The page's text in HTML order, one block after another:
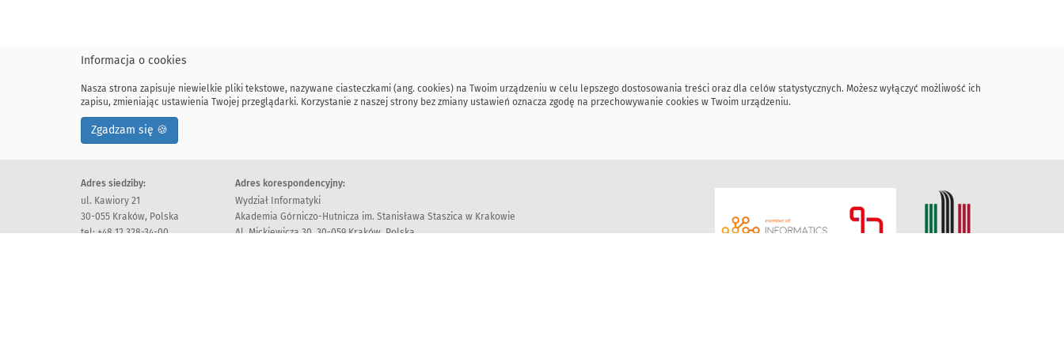
Informacja o cookies
Nasza strona zapisuje niewielkie pliki tekstowe, nazywane ciasteczkami (ang. cookies) na Twoim urządzeniu w celu lepszego dostosowania treści oraz dla celów statystycznych. Możesz wyłączyć możliwość ich
zapisu, zmieniając ustawienia Twojej przeglądarki. Korzystanie z naszej strony bez zmiany ustawień oznacza zgodę na przechowywanie cookies w Twoim urządzeniu.
Zgadzam się 🍪
Adres siedziby:
ul. Kawiory 21
30-055 Kraków, Polska
tel: +48 12 328-34-00
Adres korespondencyjny:
Wydział Informatyki
Akademia Górniczo-Hutnicza im. Stanisława Staszica w Krakowie
Al. Mickiewicza 30, 30-059 Kraków, Polska